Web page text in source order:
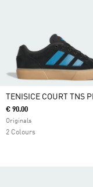
TENISICE COURT TNS
€ 90.00
Originals
2 Colours